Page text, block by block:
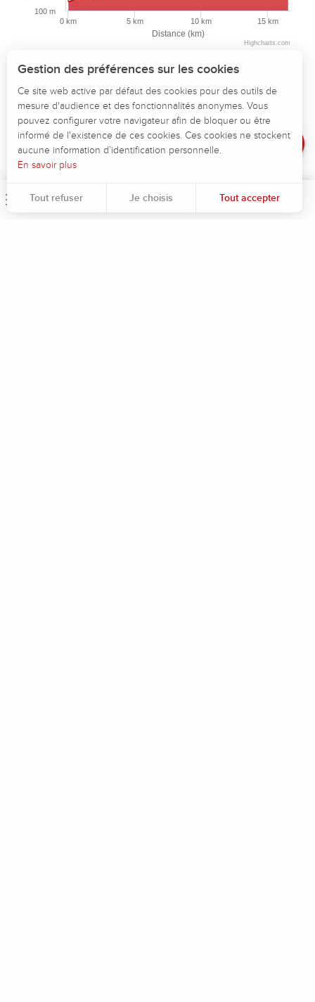
Menu
Dénivelé
Distance (km)
0 km 5 km 10 km 15 km
100 m
Highcharts.com
Altitude maximum :
188 m
Altitude minimum :
113 m
Dénivelé total positif :
150 m
Dénivelé total négatif :
-83 m
Dénivelé positif maximum :
19 m
Dénivelé négatif maximum :
Gestion des préférences sur les cookies
Ce site web active par défaut des cookies pour des outils de
mesure d'audience et des fonctionnalités anonymes. Vous
pouvez configurer votre navigateur afin de bloquer ou être
informé de l'existence de ces cookies. Ces cookies ne stockent
aucune information d’identification personnelle.
En savoir plus
Tout refuser Je choisis Tout accepter